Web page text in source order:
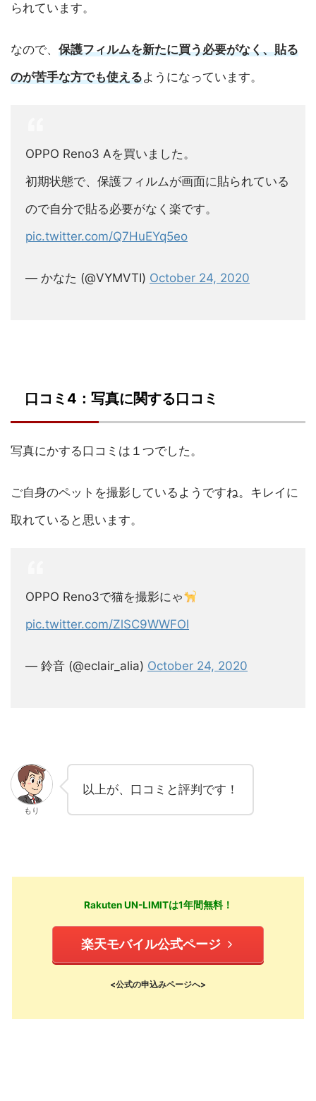
られています。
なので、 保護フィルムを新たに買う必要がなく、貼る
のが苦手な方でも使えるようになっています。
OPPO Reno3 Aを買いました。
初期状態で、保護フィルムが画面に貼られている
ので自分で貼る必要がなく楽です。
pic.twitter.com/Q7HuEYq5eo
— かなた (@VYMVTI) October 24, 2020
口コミ4：写真に関する口コミ
写真にかする口コミは１つでした。
ご自身のペットを撮影しているようですね。キレイに
取れていると思います。
OPPO Reno3で猫を撮影にゃ
pic.twitter.com/ZlSC9WWFOl
— 鈴音 (@eclair_alia) October 24, 2020
もり
以上が、口コミと評判です！
Rakuten UN-LIMITは1年間無料！
楽天モバイル公式ページ
<公式の申込みページへ>